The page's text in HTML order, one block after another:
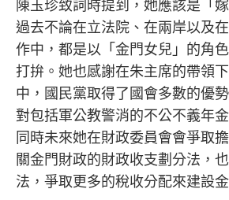
陳玉珍致詞時提到，她應該是「
過去不論在立法院、在兩岸以及
作中，都是以「金門女兒」的角
打拚。她也感謝在朱主席的帶領
中，國民黨取得了國會多數的優
對包括軍公教警消的不公不義年
同時未來她在財政委員會會爭取
關金門財政的財政收支劃分法，
法，爭取更多的稅收分配來建設金